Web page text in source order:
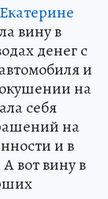
вину в
денег с
и
на
себя
на
и в
вот вину в